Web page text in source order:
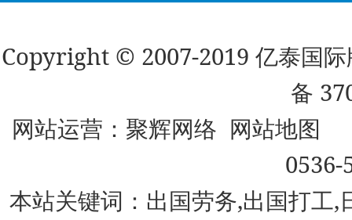
Copyright © 2007-2019 亿泰国
备
网站运营： 聚辉网络 网站地图
0536-
本站关键词：出国劳务,出国打工